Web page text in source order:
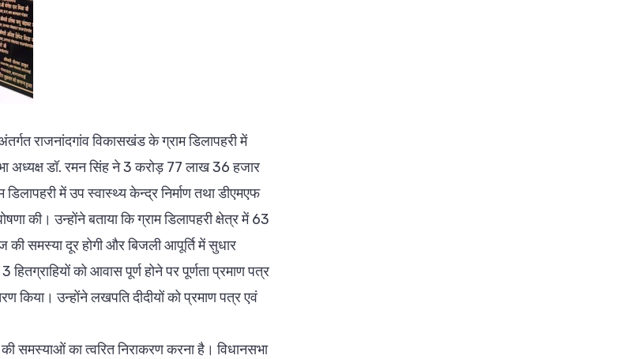
राजनांदगांव विकासखंड के ग्राम डिलापहरी में
अध्यक्ष डॉ. रमन सिंह ने 3 करोड़ 77 लाख 36 हजार
में उप स्वास्थ्य केन्द्र निर्माण तथा डीएमएफ
की। उन्होंने बताया कि ग्राम डिलापहरी क्षेत्र में 63
की समस्या दूर होगी और बिजली आपूर्ति में सुधार
को आवास पूर्ण होने पर पूर्णता प्रमाण पत्र
किया। उन्होंने लखपति दीदीयों को प्रमाण पत्र एवं
की समस्याओं का त्वरित निराकरण करना है। विधानसभा